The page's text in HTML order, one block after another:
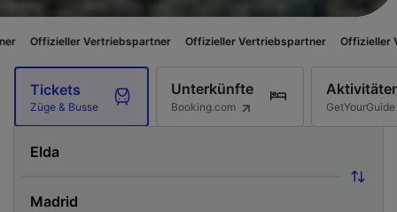
Vertriebspartner Offizieller Vertriebspartner Offizieller
Tickets
Züge & Busse
Unterkünfte
Booking.com GetYourGuide